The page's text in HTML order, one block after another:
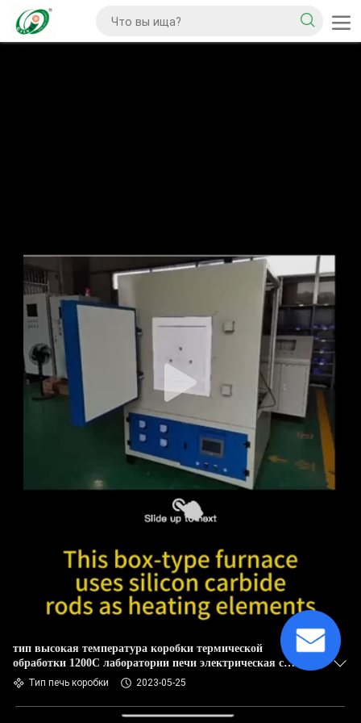
тип высокая температура коробки термической
обработки 1200C лаборатории печи электрическая с
проводом сопротивления
Тип печь коробки 2023-05-25